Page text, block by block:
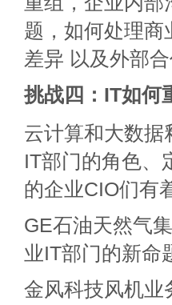
题，如何处理商
差异 以及外部
挑战四：IT如何
云计算和大数据
IT部门的角色、
的企业CIO们有
GE石油天然气
业IT部门的新命
金风科技风机业